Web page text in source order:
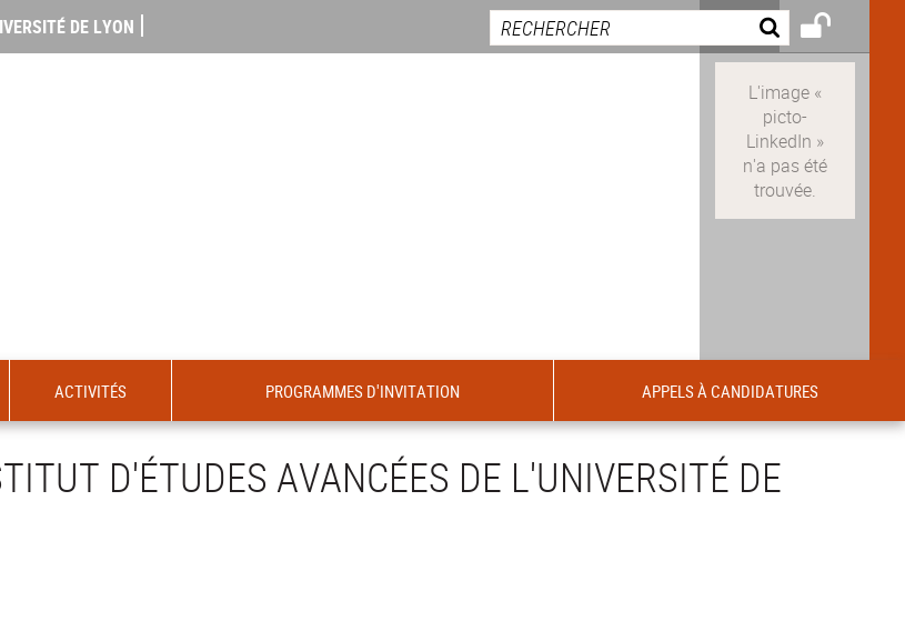
DE LYON
ACTIVITÉS PROGRAMMES D'INVITATION APPELS À CANDIDATURES
D'ÉTUDES AVANCÉES DE L'UNIVERSITÉ DE